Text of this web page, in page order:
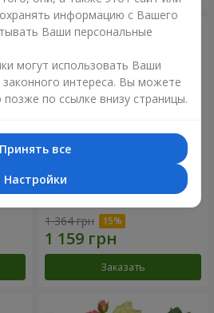
Композиция "Летнее
1 364 грн
Заказать
информацию с Вашего
Ваши персональные
могут использовать Ваши
интереса. Вы можете
по ссылке внизу страницы.
Принять все
Настройки